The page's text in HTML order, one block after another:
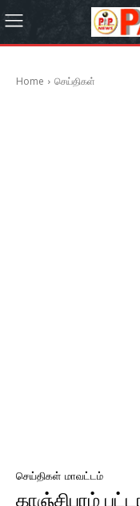
Home செய்திகள்
செய்திகள் மாவட்டம்
காஞ்சிபுரம்